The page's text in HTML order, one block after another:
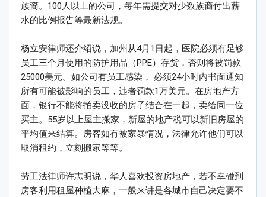
族裔。100人以上的公司，每年需提交对少数族裔付出薪
水的比例报告等最新法规。
杨立安律师还介绍说，加州从4月1日起，医院必须有足够
员工三个月使用的防护用品（PPE）存货，否则将被罚款
25000美元。如公司有员工感染， 必须24小时内书面通知
所有可能被影响的员工，违者罚款1万美元。在房地产方
面，银行不能将拍卖没收的房子结合在一起，卖给同一位
买主。55岁以上屋主搬家，新屋的地产税可以新旧房屋的
平均值来结算。房客如有被家暴情况，法律允许他们可以
取消租约，立刻搬家等等。
劳工法律师许志明说，华人喜欢投资房地产，若不幸碰到
房客利用租屋种植大麻，一般来讲是各城市自己决定要不